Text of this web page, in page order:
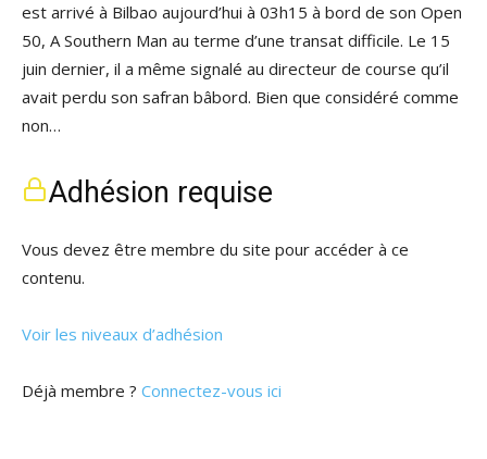
est arrivé à Bilbao aujourd’hui à 03h15 à bord de son Open
50, A Southern Man au terme d’une transat difficile. Le 15
juin dernier, il a même signalé au directeur de course qu’il
avait perdu son safran bâbord. Bien que considéré comme
non…
Adhésion requise
Vous devez être membre du site pour accéder à ce
contenu.
Voir les niveaux d’adhésion
Déjà membre ? Connectez-vous ici